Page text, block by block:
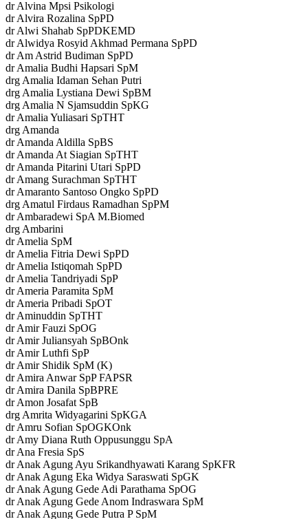
dr Alvina Mpsi Psikologi
dr Alvira Rozalina SpPD
dr Alwi Shahab SpPDKEMD
dr Alwidya Rosyid Akhmad Permana SpPD
dr Am Astrid Budiman SpPD
dr Amalia Budhi Hapsari SpM
drg Amalia Idaman Sehan Putri
drg Amalia Lystiana Dewi SpBM
drg Amalia N Sjamsuddin SpKG
dr Amalia Yuliasari SpTHT
drg Amanda
dr Amanda Aldilla SpBS
dr Amanda At Siagian SpTHT
dr Amanda Pitarini Utari SpPD
dr Amang Surachman SpTHT
dr Amaranto Santoso Ongko SpPD
drg Amatul Firdaus Ramadhan SpPM
dr Ambaradewi SpA M.Biomed
drg Ambarini
dr Amelia SpM
dr Amelia Fitria Dewi SpPD
dr Amelia Istiqomah SpPD
dr Amelia Tandriyadi SpP
dr Ameria Paramita SpM
dr Ameria Pribadi SpOT
dr Aminuddin SpTHT
dr Amir Fauzi SpOG
dr Amir Juliansyah SpBOnk
dr Amir Luthfi SpP
dr Amir Shidik SpM (K)
dr Amira Anwar SpP FAPSR
dr Amira Danila SpBPRE
dr Amon Josafat SpB
drg Amrita Widyagarini SpKGA
dr Amru Sofian SpOGKOnk
dr Amy Diana Ruth Oppusunggu SpA
dr Ana Fresia SpS
dr Anak Agung Ayu Srikandhyawati Karang SpKFR
dr Anak Agung Eka Widya Saraswati SpGK
dr Anak Agung Gede Adi Parathama SpOG
dr Anak Agung Gede Anom Indraswara SpM
dr Anak Agung Gede Putra P SpM